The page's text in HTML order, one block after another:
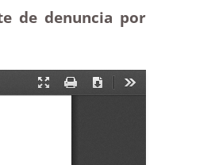
de denuncia por